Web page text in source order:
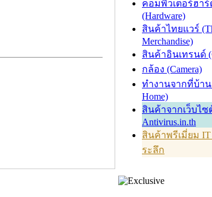
คอมพิวเตอร์ฮาร์
(Hardware)
สินค้าไทยแวร์
Merchandise)
สินค้าอินเทรนด์
กล้อง (Camera)
ทำงานจากที่บ้าน
Home)
สินค้าจากเว็บไซ
Antivirus.in.th
สินค้าพรีเมี่ยม
ระลึก